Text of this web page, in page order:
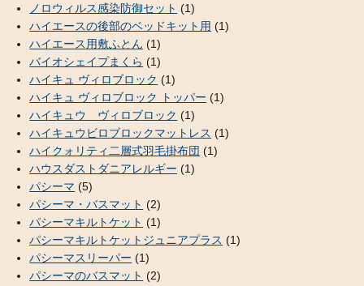
ノロウィルス感染防御セット (1)
ハイエースの後部のベッドキット用 (1)
ハイエース用敷ふとん (1)
バイオシェイプまくら (1)
ハイキュ ヴィロブロック (1)
ハイキュ ヴィロブロック トッパー (1)
ハイキュウ ヴィロブロック (1)
ハイキュウビロブロックマットレス (1)
ハイクォリティ二層式羽毛掛布団 (1)
ハウスダストダニアレルギー (1)
パシーマ (5)
パシーマ・バスマット (2)
パシーマキルトケット (1)
パシーマキルトケットジュニアプラス (1)
パシーマスリーパー (1)
パシーマのバスマット (2)